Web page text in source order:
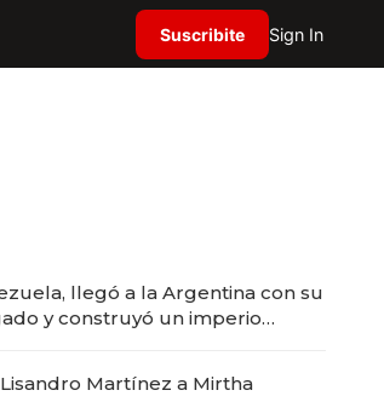
Suscribite Sign In
llegó a la Argentina con su
y construyó un imperio
Martínez a Mirtha